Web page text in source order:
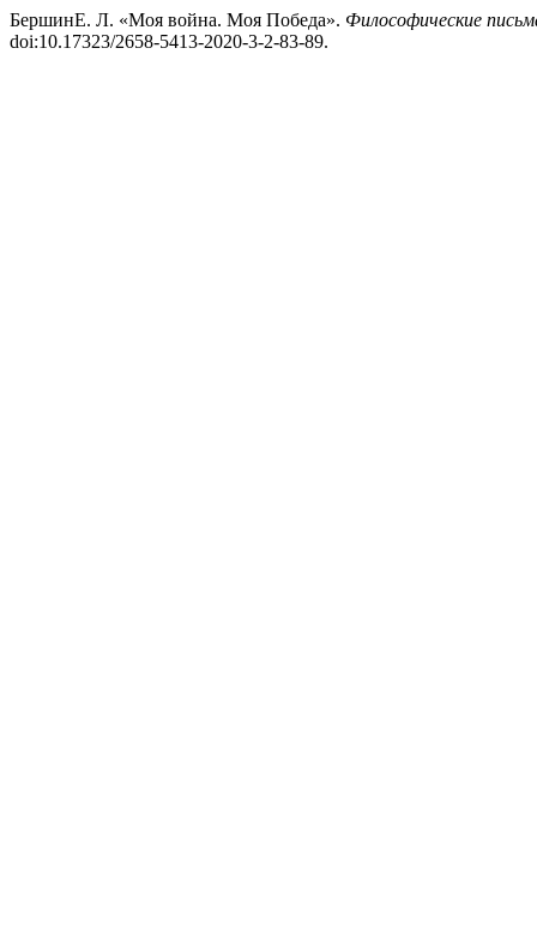
БершинЕ. Л. «Моя война. Моя Победа». Философические
doi:10.17323/2658-5413-2020-3-2-83-89.